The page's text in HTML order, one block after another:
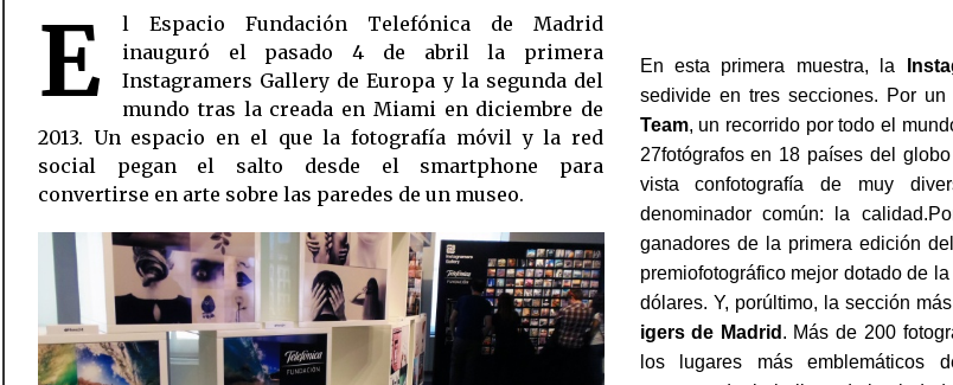
E
l Espacio Fundación Telefónica de Madrid
inauguró el pasado 4 de abril la primera
Instagramers Gallery de Europa y la segunda del
mundo tras la creada en Miami en diciembre de
2013. Un espacio en el que la fotografía móvil y la red
social pegan el salto desde el smartphone para
convertirse en arte sobre las paredes de un museo.
En esta primera muestra, la
sedivide en tres secciones. Por un
Team, un recorrido por todo el
27fotógrafos en 18 países del
vista confotografía de muy
denominador común: la
ganadores de la primera edición del
premiofotográfico mejor dotado de
dólares. Y, porúltimo, la sección
igers de Madrid . Más de 200
los lugares más emblemáticos